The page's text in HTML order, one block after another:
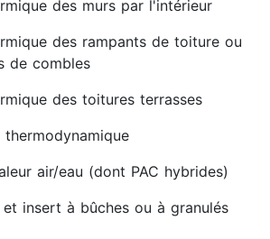
des murs par l'intérieur
des rampants de toiture ou
de combles
des toitures terrasses
thermodynamique
air/eau (dont PAC hybrides)
et insert à bûches ou à granulés